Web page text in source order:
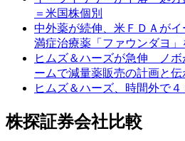
＝米国株個別
中外薬が続伸、米ＦＤＡが
満症治療薬「ファウンダヨ」
ヒムズ＆ハーズが急伸 ノボ
ームで減量薬販売の計画と伝
ヒムズ＆ハーズ、時間外で
株探証券会社比較